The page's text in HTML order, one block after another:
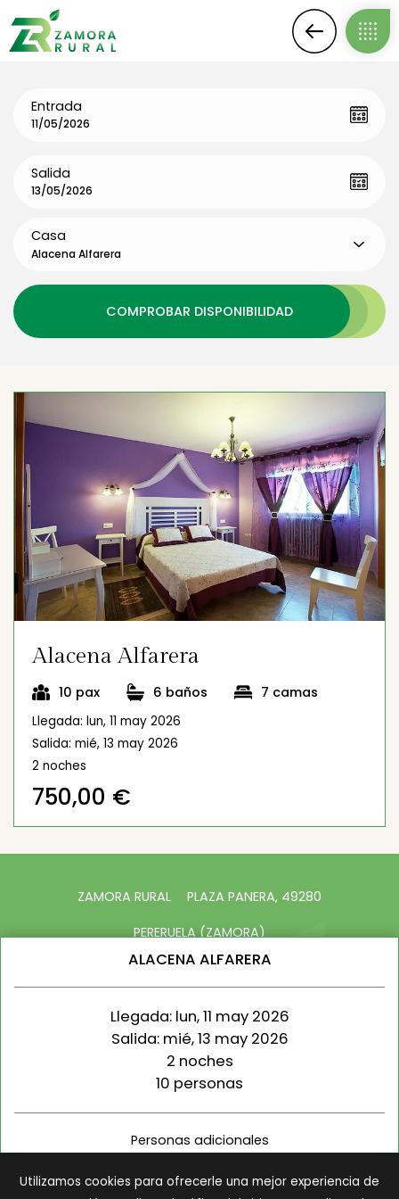
Utilizamos cookies para ofrecerle una mejor experiencia de
Entrada
Salida
Casa
Alacena Alfarera
COMPROBAR DISPONIBILIDAD
Alacena Alfarera
10 pax 6 baños 7 camas
Llegada: lun, 11 may 2026
Salida: mié, 13 may 2026
2 noches
750,00 €
ALACENA ALFARERA
Llegada: lun, 11 may 2026
Salida: mié, 13 may 2026
2 noches
10 personas
Personas adicionales
ZAMORA RURAL
PLAZA PANERA, 49280
PERERUELA (ZAMORA)
605 060 414
AVISO LEGAL POLÍTICA DE PRIVACIDAD
POLÍTICA DE COOKIES NORMAS DE RÉGIMEN INTERNO